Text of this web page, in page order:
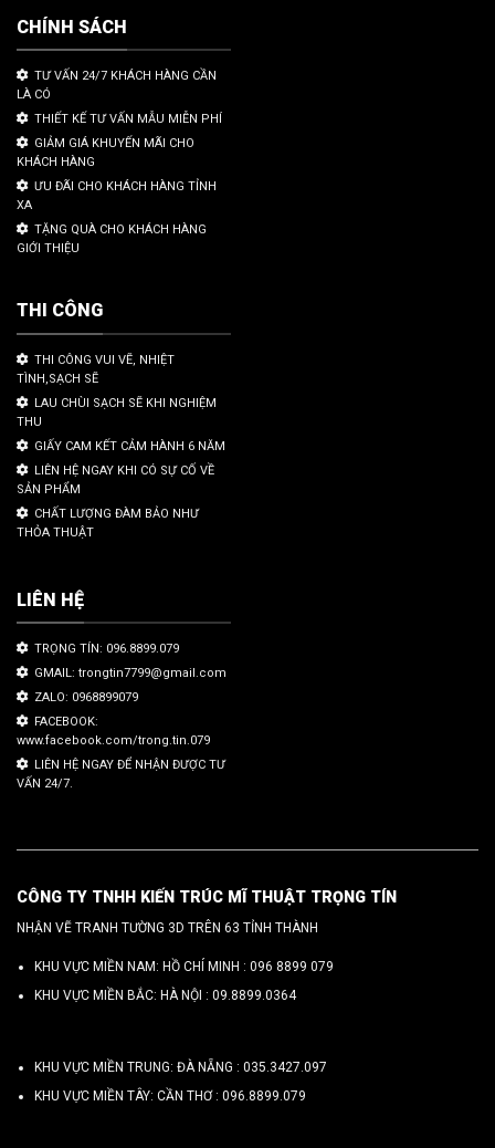
CHÍNH SÁCH
TƯ VẤN 24/7 KHÁCH HÀNG CẦN
LÀ CÓ
THIẾT KẾ TƯ VẤN MẪU MIỄN PHÍ
GIẢM GIÁ KHUYẾN MÃI CHO
KHÁCH HÀNG
ƯU ĐÃI CHO KHÁCH HÀNG TỈNH
XA
TẶNG QUÀ CHO KHÁCH HÀNG
GIỚI THIỆU
THI CÔNG
THI CÔNG VUI VẼ, NHIỆT
TÌNH,SẠCH SẼ
LAU CHÙI SẠCH SẼ KHI NGHIỆM
THU
GIẤY CAM KẾT CẢM HÀNH 6 NĂM
LIÊN HỆ NGAY KHI CÓ SỰ CỐ VỀ
SẢN PHẨM
CHẤT LƯỢNG ĐÀM BẢO NHƯ
THỎA THUẬT
LIÊN HỆ
TRỌNG TÍN: 096.8899.079
GMAIL: trongtin7799@gmail.com
ZALO: 0968899079
FACEBOOK:
www.facebook.com/trong.tin.079
LIÊN HỆ NGAY ĐỂ NHẬN ĐƯỢC TƯ
VẤN 24/7.
CÔNG TY TNHH KIẾN TRÚC MĨ THUẬT TRỌNG TÍN
NHẬN VẼ TRANH TƯỜNG 3D TRÊN 63 TỈNH THÀNH
KHU VỰC MIỀN NAM: HỒ CHÍ MINH : 096 8899 079
KHU VỰC MIỀN BẮC: HÀ NỘI : 09.8899.0364
KHU VỰC MIỀN TRUNG: ĐÀ NẴNG : 035.3427.097
KHU VỰC MIỀN TÂY: CẦN THƠ : 096.8899.079